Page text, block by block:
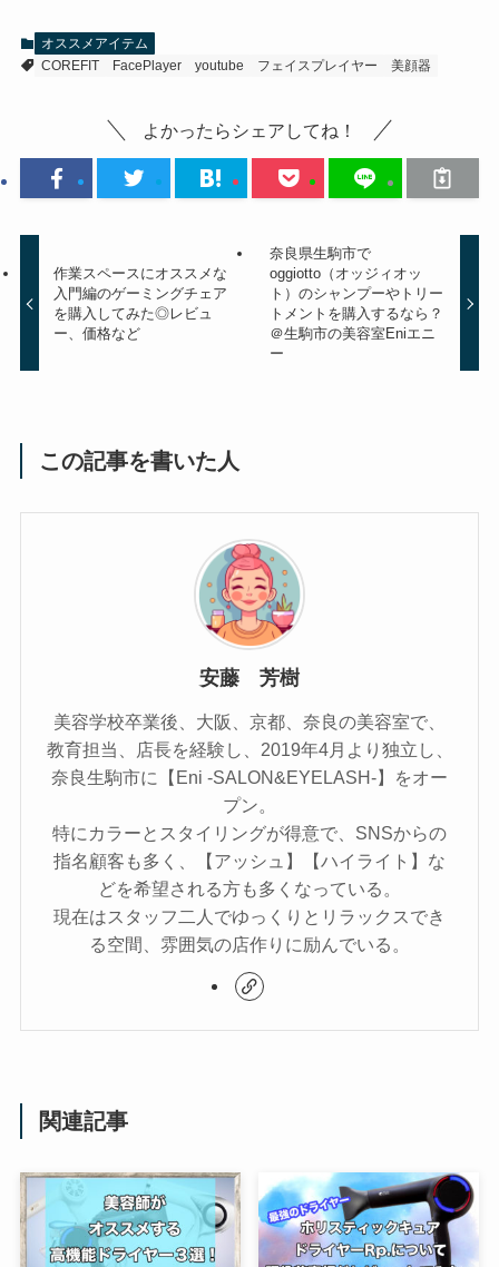
オススメアイテム
COREFIT
FacePlayer youtube フェイスプレイヤー 美顔器
よかったらシェアしてね！
作業スペースにオススメな
入門編のゲーミングチェア
を購入してみた◎レビュ
ー、価格など
奈良県生駒市で
oggiotto（オッジィオッ
ト）のシャンプーやトリー
トメントを購入するなら？
＠生駒市の美容室Eniエニ
ー
この記事を書いた人
安藤 芳樹
美容学校卒業後、大阪、京都、奈良の美容室で、
教育担当、店長を経験し、2019年4月より独立し、
奈良生駒市に【Eni -SALON&EYELASH-】をオー
プン。
特にカラーとスタイリングが得意で、SNSからの
指名顧客も多く、【アッシュ】【ハイライト】な
どを希望される方も多くなっている。
現在はスタッフ二人でゆっくりとリラックスでき
る空間、雰囲気の店作りに励んでいる。
関連記事